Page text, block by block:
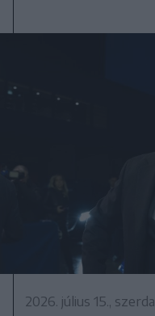
2026. július 15., szerda